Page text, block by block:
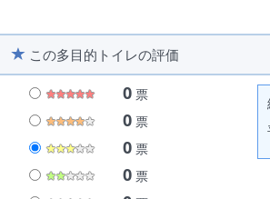
この多目的トイレの評価
0 票
0 票
0 票
0 票